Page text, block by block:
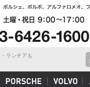
ランチアも